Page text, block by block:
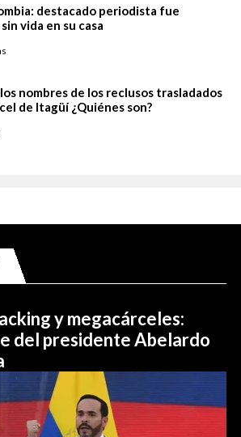
destacado periodista fue
vida en su casa
nombres de los reclusos trasladados
de Itagüí ¿Quiénes son?
y megacárceles:
del presidente Abelardo